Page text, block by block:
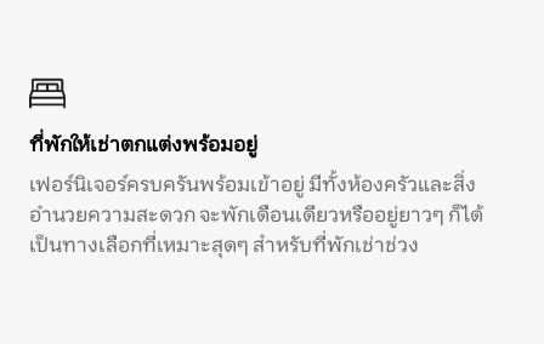
ที่พักให้เช่าตกแต่งพร้อมอยู่
เฟอร์นิเจอร์ครบครันพร้อมเข้าอยู่ มีทั้งห้องครัวและสิ่ง
อำนวยความสะดวก จะพักเดือนเดียวหรืออยู่ยาวๆ ก็ได้
เป็นทางเลือกที่เหมาะสุดๆ สำหรับที่พักเช่าช่วง